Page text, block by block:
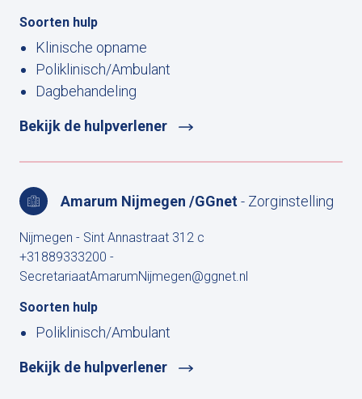
Soorten hulp
Klinische opname
Poliklinisch/Ambulant
Dagbehandeling
Bekijk de hulpverlener
Amarum Nijmegen /GGnet- Zorginstelling
Nijmegen - Sint Annastraat 312 c
+31889333200 -
SecretariaatAmarumNijmegen@ggnet.nl
Soorten hulp
Poliklinisch/Ambulant
Bekijk de hulpverlener